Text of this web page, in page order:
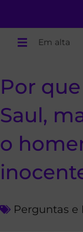
Em alta
Por
Saul,
o
Perguntas e